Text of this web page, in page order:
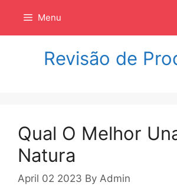
isi
Menu
Revisão de
Qual O Melhor
Natura
April 02 2023 By Admin